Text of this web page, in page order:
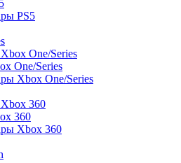
PS5
One/Series
One/Series
Xbox One/Series
360
360
Xbox 360